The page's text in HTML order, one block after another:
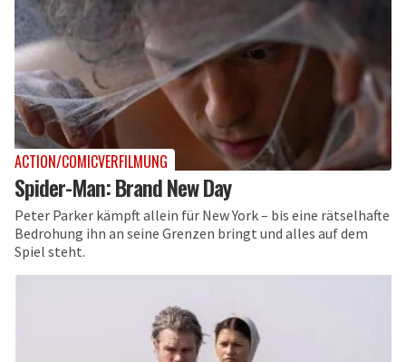
ACTION/COMICVERFILMUNG
Spider-Man: Brand New Day
Peter Parker kämpft allein für New York – bis eine rätselhafte
Bedrohung ihn an seine Grenzen bringt und alles auf dem
Spiel steht.